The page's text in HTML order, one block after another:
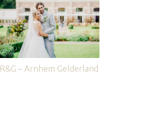
R&G – Arnhem Gelderland